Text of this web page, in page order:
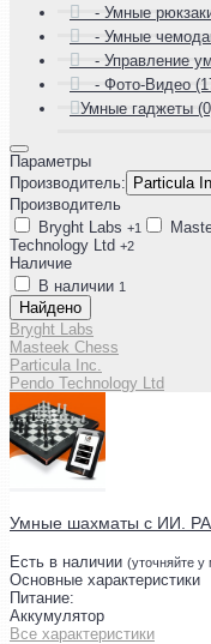
- Умные
- Умные
- Управление
- Фото-Видео
Умные гаджеты
Параметры
Производитель: Particula
Производитель
Bryght Labs +1
Technology Ltd +2
Наличие
В наличии 1
Найдено
Bryght Labs
Masteek Chess
Particula Inc.
Pendo Technology Ltd
Умные шахматы с ИИ.
Есть в наличии (уточняйте у
Основные характеристики
Питание:
Аккумулятор
Все характеристики